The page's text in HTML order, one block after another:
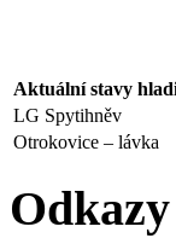
Aktuální stavy
LG Spytihněv
Otrokovice – lávka
Odkazy